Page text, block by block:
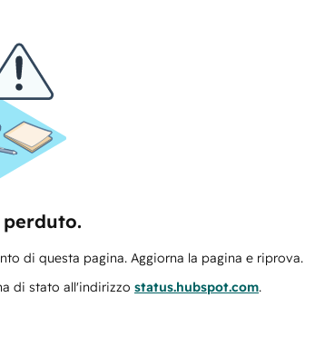
di questa pagina. Aggiorna la pagina e riprova.
di stato all'indirizzo status.hubspot.com.